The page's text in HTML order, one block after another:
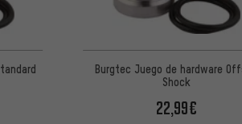
de 5 basada en 1 reseñas
Burgtec Juego de hardware
Shock
22,99€